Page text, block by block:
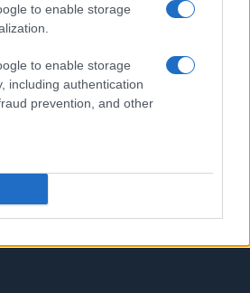
to enable storage
to enable storage
including authentication
prevention, and other
carriera. Offerte di lavoro,
per trovare un'occupazione,
il colloquio.